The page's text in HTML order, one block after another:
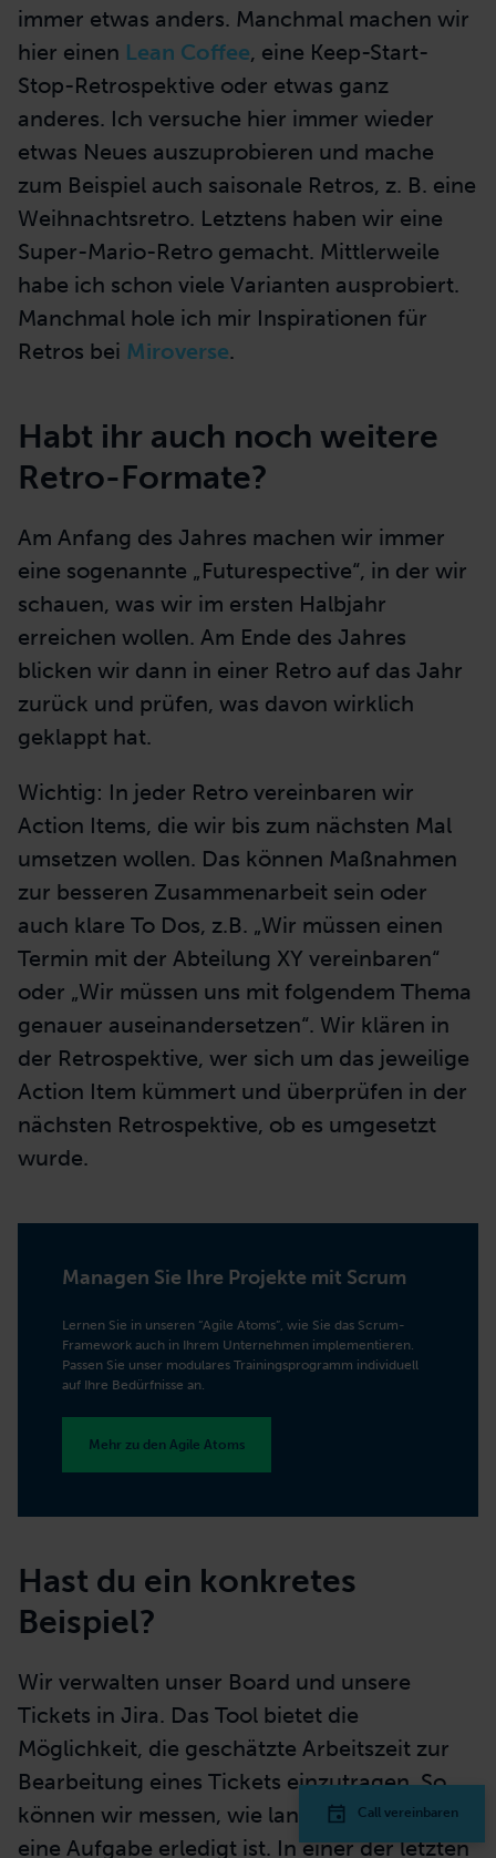
immer etwas anders. Manchmal machen wir
hier einen Lean Coffee, eine Keep-Start-
Stop-Retrospektive oder etwas ganz
anderes. Ich versuche hier immer wieder
etwas Neues auszuprobieren und mache
zum Beispiel auch saisonale Retros, z. B. eine
Weihnachtsretro. Letztens haben wir eine
Super-Mario-Retro gemacht. Mittlerweile
habe ich schon viele Varianten ausprobiert.
Manchmal hole ich mir Inspirationen für
Retros bei Miroverse.
Habt ihr auch noch weitere
Retro-Formate?
Am Anfang des Jahres machen wir immer
eine sogenannte „Futurespective“, in der wir
schauen, was wir im ersten Halbjahr
erreichen wollen. Am Ende des Jahres
blicken wir dann in einer Retro auf das Jahr
zurück und prüfen, was davon wirklich
geklappt hat.
Wichtig: In jeder Retro vereinbaren wir
Action Items, die wir bis zum nächsten Mal
umsetzen wollen. Das können Maßnahmen
zur besseren Zusammenarbeit sein oder
auch klare To Dos, z.B. „Wir müssen einen
Termin mit der Abteilung XY vereinbaren“
oder „Wir müssen uns mit folgendem Thema
genauer auseinandersetzen“. Wir klären in
der Retrospektive, wer sich um das jeweilige
Action Item kümmert und überprüfen in der
nächsten Retrospektive, ob es umgesetzt
wurde.
Managen Sie Ihre Projekte mit Scrum
Lernen Sie in unseren “Agile Atoms”, wie Sie das Scrum-
Framework auch in Ihrem Unternehmen implementieren.
Passen Sie unser modulares Trainingsprogramm individuell
auf Ihre Bedürfnisse an.
Mehr zu den Agile Atoms
Hast du ein konkretes
Beispiel?
Wir verwalten unser Board und unsere
Tickets in Jira. Das Tool bietet die
Möglichkeit, die geschätzte Arbeitszeit zur
Bearbeitung eines Tickets einzutragen. So
können wir messen, wie lange es dauert, bis
eine Aufgabe erledigt ist. In einer der letzten
Call vereinbaren